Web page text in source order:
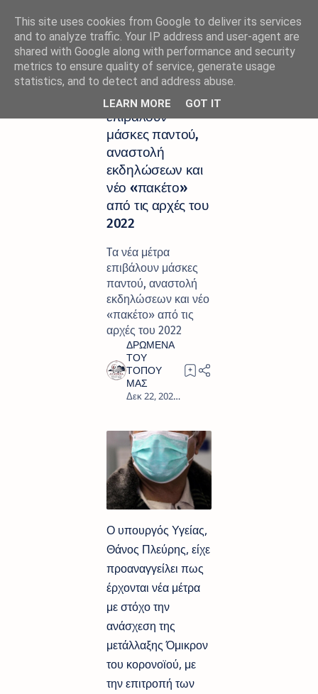
Αρχική σελίδα ΕΛΛΑΔΑ
Tα νέα μέτρα
επιβάλουν
μάσκες παντού,
αναστολή
εκδηλώσεων και
νέο «πακέτο»
από τις αρχές του
2022
Tα νέα μέτρα
επιβάλουν μάσκες
παντού, αναστολή
εκδηλώσεων και νέο
«πακέτο» από τις
αρχές του 2022
Ο υπουργός Υγείας,
Θάνος Πλεύρης, είχε
προαναγγείλει πως
έρχονται νέα μέτρα
με στόχο την
ανάσχεση της
μετάλλαξης Όμικρον
του κορονοϊού, με
την επιτροπή των
This site uses cookies from Google to deliver its services
and to analyze traffic. Your IP address and user-agent are
shared with Google along with performance and security
metrics to ensure quality of service, generate usage
statistics, and to detect and address abuse.
LEARN MORE GOT IT